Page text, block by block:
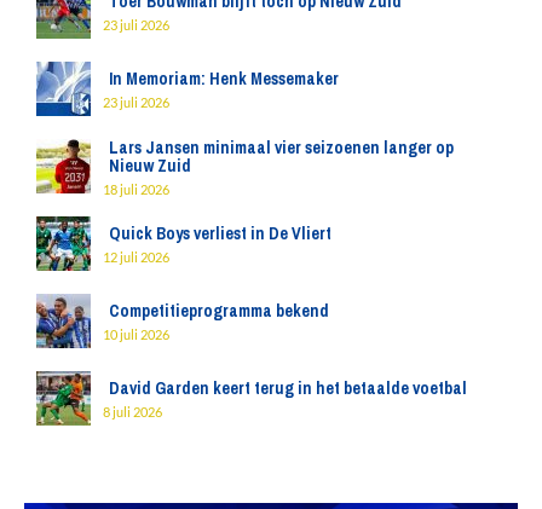
23 juli 2026
In Memoriam: Henk Messemaker
23 juli 2026
Lars Jansen minimaal vier seizoenen langer op
Nieuw Zuid
18 juli 2026
Quick Boys verliest in De Vliert
12 juli 2026
Competitieprogramma bekend
10 juli 2026
David Garden keert terug in het betaalde voetbal
8 juli 2026